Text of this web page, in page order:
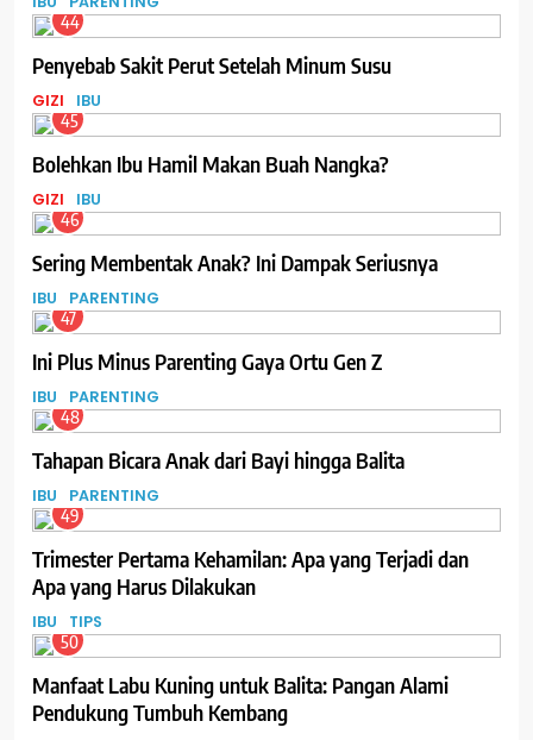
44
Penyebab Sakit Perut Setelah Minum Susu
GIZI IBU
45
Bolehkan Ibu Hamil Makan Buah Nangka?
GIZI IBU
46
Sering Membentak Anak? Ini Dampak Seriusnya
IBU PARENTING
47
Ini Plus Minus Parenting Gaya Ortu Gen Z
IBU PARENTING
48
Tahapan Bicara Anak dari Bayi hingga Balita
IBU PARENTING
49
Trimester Pertama Kehamilan: Apa yang Terjadi dan
Apa yang Harus Dilakukan
IBU TIPS
50
Manfaat Labu Kuning untuk Balita: Pangan Alami
Pendukung Tumbuh Kembang